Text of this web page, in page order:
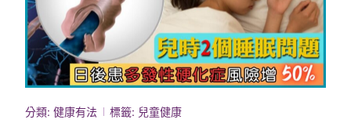
分類: 健康有法 標籤: 兒童健康